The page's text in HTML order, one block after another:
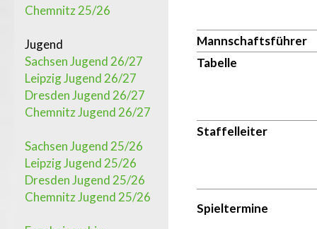
Chemnitz 25/26
Jugend
Sachsen Jugend 26/27
Leipzig Jugend 26/27
Dresden Jugend 26/27
Chemnitz Jugend 26/27
Sachsen Jugend 25/26
Leipzig Jugend 25/26
Dresden Jugend 25/26
Chemnitz Jugend 25/26
Mannschaftsführer
Tabelle
Staffelleiter
Spieltermine